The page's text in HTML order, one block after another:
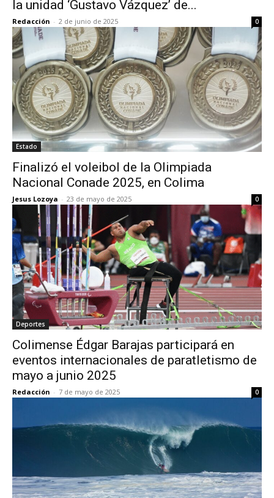
la unidad ‘Gustavo Vázquez’ de...
Redacción - 2 de junio de 2025 0
Estado
Finalizó el voleibol de la Olimpiada
Nacional Conade 2025, en Colima
Jesus Lozoya - 23 de mayo de 2025 0
Deportes
Colimense Édgar Barajas participará en
eventos internacionales de paratletismo de
mayo a junio 2025
Redacción - 7 de mayo de 2025 0